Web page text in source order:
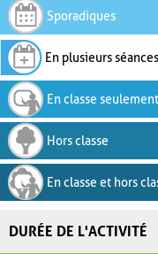
Sporadiques
En plusieurs séances
En classe seulement
Hors classe
En classe et hors
DURÉE DE L'ACTIVITÉ